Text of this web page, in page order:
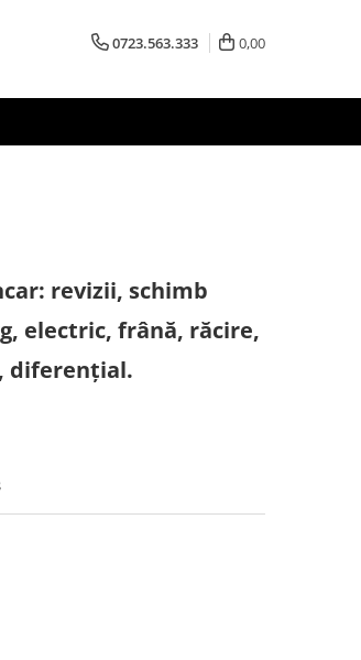
0723.563.333 0,00
revizii, schimb
electric, frână, răcire,
diferențial.